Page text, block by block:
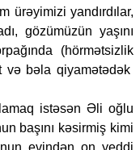
ürəyimizi yandırdılar,
gözümüzün yaşını
(hörmətsizlik
və bəla qiyamətədək
istəsən Əli oğlu
başını kəsirmiş kimi
evindən on yeddi